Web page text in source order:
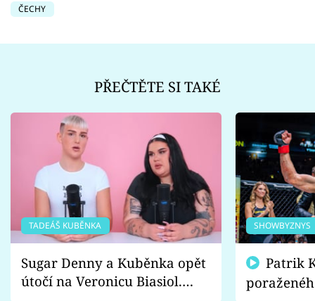
ČECHY
PŘEČTĚTE SI TAKÉ
TADEÁŠ KUBĚNKA
Sugar Denny a Kuběnka opět
útočí na Veronicu Biasiol.
SHOWBYZNYS